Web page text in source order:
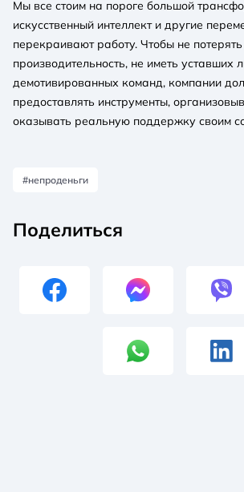
Мы все стоим на пороге большой
искусственный интеллект и другие
перекраивают работу. Чтобы не потерять
производительность, не иметь уставших
демотивированных команд, компании
предоставлять инструменты,
оказывать реальную поддержку своим
#непроденьги
Поделиться